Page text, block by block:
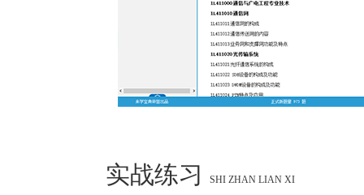
实战练习 SHI ZHAN LIAN XI